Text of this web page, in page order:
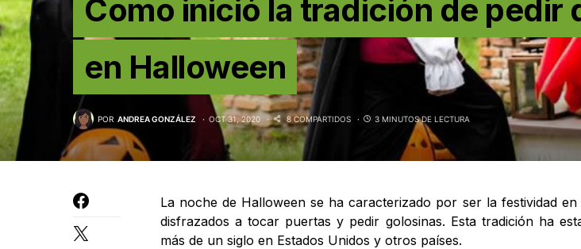
Como inició la tradición de pedir
en Halloween
POR ANDREA GONZÁLEZ OCT 31, 2020 8 COMPARTIDOS 3 MINUTOS DE LECTURA
La noche de Halloween se ha caracterizado por ser la festividad
disfrazados a tocar puertas y pedir golosinas. Esta tradición ha
más de un siglo en Estados Unidos y otros países.